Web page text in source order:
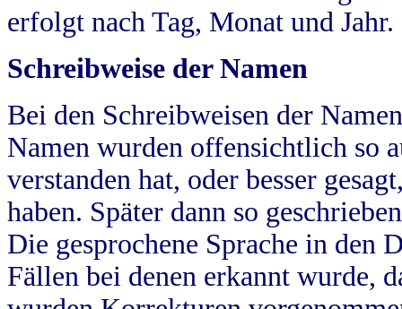
erfolgt nach Tag, Monat und Jahr.
Schreibweise der Namen
Bei den Schreibweisen der
Namen wurden offensichtlich so
verstanden hat, oder besser
haben. Später dann so
Die gesprochene Sprache in
Fällen bei denen erkannt wurde,